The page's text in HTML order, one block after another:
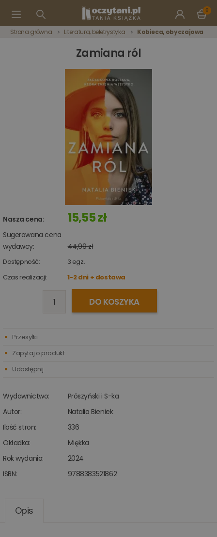
0
Strona główna Literatura, beletrystyka Kobieca, obyczajowa
Zamiana ról
Nasza cena: 15,55 zł
Sugerowana cena
wydawcy:
44,99 zł
Dostępność: 3 egz.
Czas realizacji:
1-2 dni + dostawa
DO KOSZYKA
Wydawnictwo:
Prószyński i S-ka
Autor:
Natalia Bieniek
Ilość stron:
336
Okładka:
Miękka
Rok wydania:
2024
ISBN:
9788383521862
Przesyłki
Zapytaj o produkt
Udostępnij
Opis